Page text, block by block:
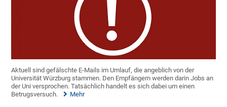
Aktuell sind gefälschte E-Mails im Umlauf, die angeblich von der
Universität Würzburg stammen. Den Empfängern werden darin Jobs an
der Uni versprochen. Tatsächlich handelt es sich dabei um einen
Betrugsversuch.
Mehr